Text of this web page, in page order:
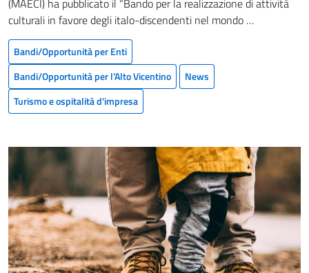
(MAECI) ha pubblicato il “Bando per la realizzazione di attività
culturali in favore degli italo-discendenti nel mondo …
Bandi/Opportunità per Enti
Bandi/Opportunità per l’Alto Vicentino
News
Turismo e ospitalità d'impresa